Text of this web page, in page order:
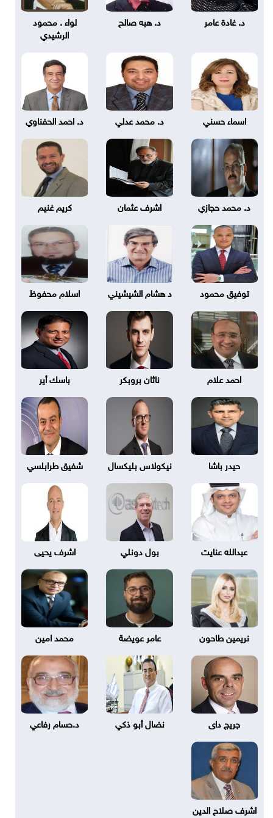
د. غادة عامر د. هبه صالح
لواء . محمود
الرشيدي
اسماء حسني د. محمد عدلي د. احمد الحفناوي
د. محمد حجازي اشرف عثمان كريم غنيم
توفيق محمود د هشام الشيشيني اسلام محفوظ
احمد علام ناثان بروبكر باسك أير
حيدر باشا نيكولاس بليكسال شفيق طرابلسي
عبدالله عنايت بول دونلي اشرف يحيى
نريمين طاحون عامر عويضة محمد امين
جريج داى نضال أبو ذكي د.حسام رفاعي
اشرف صلاح الدين